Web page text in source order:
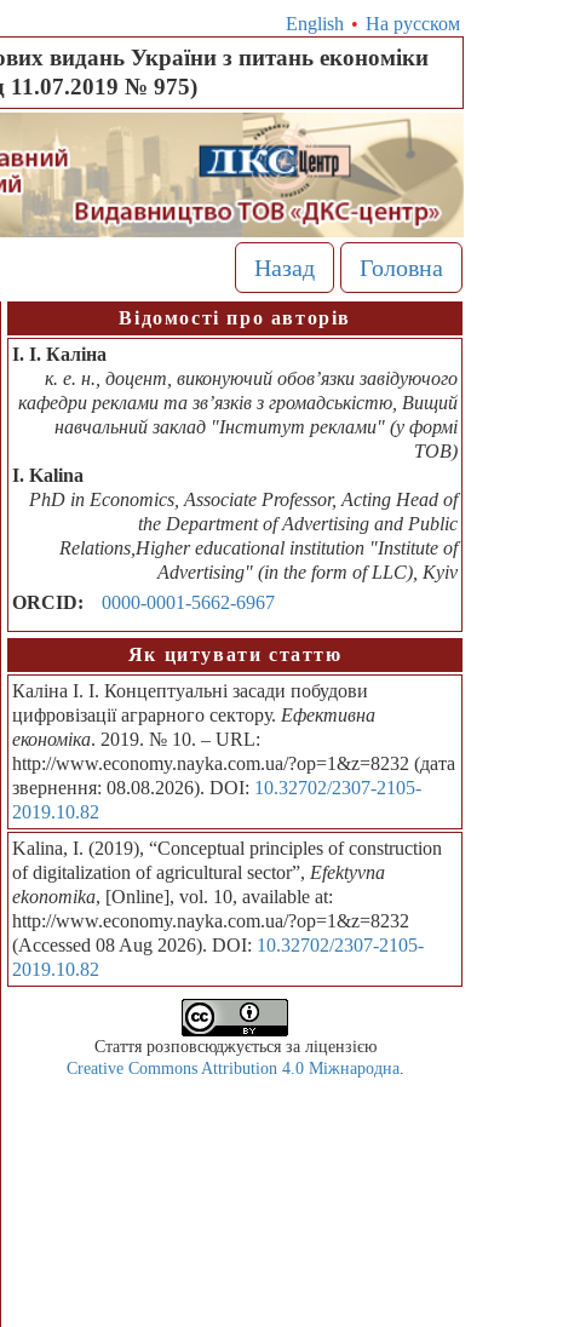
English • На русском
видань України з питань економіки
11.07.2019 № 975)
Назад Головна
Відомості про авторів
І. І. Каліна
к. е. н., доцент, виконуючий обов’язки завідуючого
кафедри реклами та зв’язків з громадськістю, Вищий
навчальний заклад "Інститут реклами" (у формі
ТОВ)
I. Kalina
PhD in Economics, Associate Professor, Acting Head of
the Department of Advertising and Public
Relations,Higher educational institution "Institute of
Advertising" (in the form of LLC), Kyiv
ORCID:
0000-0001-5662-6967
Як цитувати статтю
Каліна І. І. Концептуальні засади побудови
цифровізації аграрного сектору. Ефективна
економіка. 2019. № 10. – URL:
http://www.economy.nayka.com.ua/?op=1&z=8232 (дата
звернення: 08.08.2026). DOI: 10.32702/2307-2105-
2019.10.82
Kalina, I. (2019), “Conceptual principles of construction
of digitalization of agricultural sector”, Efektyvna
ekonomika, [Online], vol. 10, available at:
http://www.economy.nayka.com.ua/?op=1&z=8232
(Accessed 08 Aug 2026). DOI: 10.32702/2307-2105-
2019.10.82
Стаття розповсюджується за ліцензією
Creative Commons Attribution 4.0 Міжнародна.